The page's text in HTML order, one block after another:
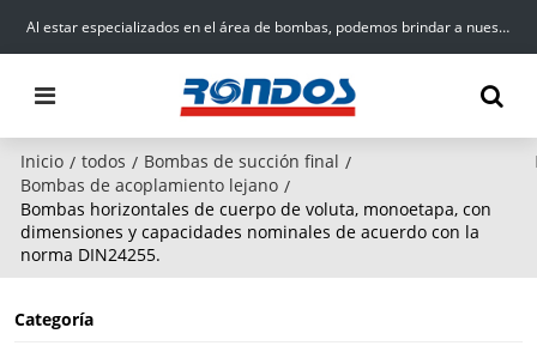
Al estar especializados en el área de bombas, podemos brindar a nuestros clientes productos, servicios y soluciones de alta calidad para el suministro de agua.
Inicio / todos / Bombas de succión final /
Bombas de acoplamiento lejano /
Bombas horizontales de cuerpo de voluta, monoetapa, con
dimensiones y capacidades nominales de acuerdo con la
norma DIN24255.
Categoría